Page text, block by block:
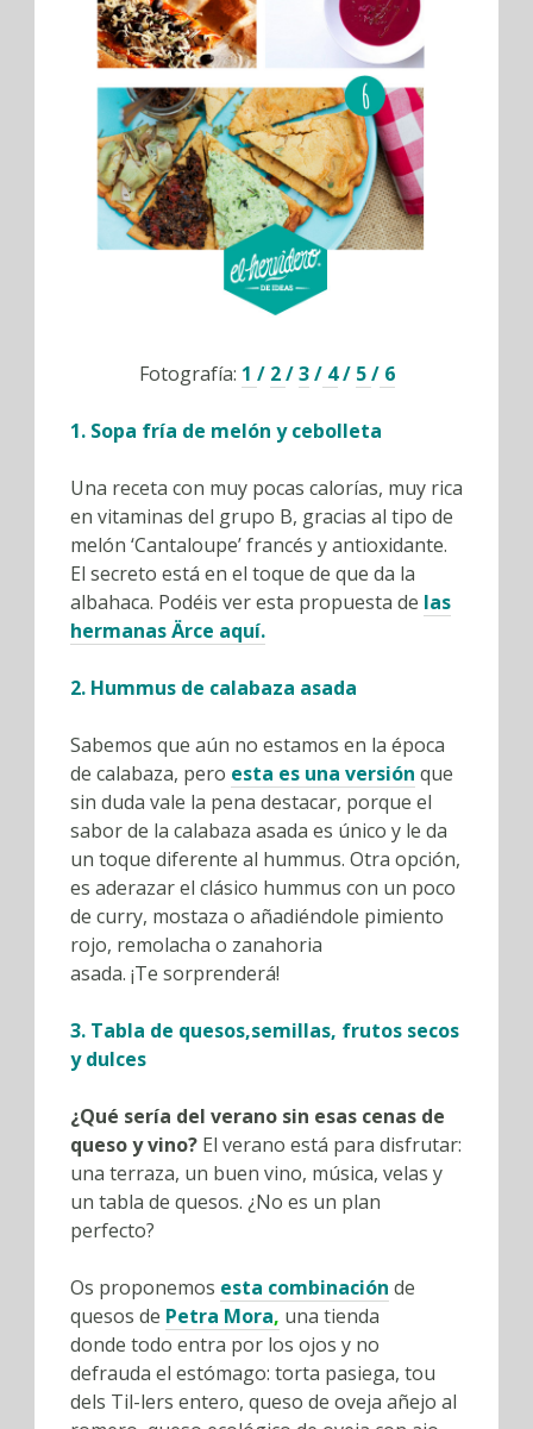
Fotografía: 1 / 2/3/4/ 5/6
1. Sopa fría de melón y cebolleta
Una receta con muy pocas calorías, muy rica
en vitaminas del grupo B, gracias al tipo de
melón ‘Cantaloupe’ francés y antioxidante.
El secreto está en el toque de que da la
albahaca. Podéis ver esta propuesta de las
hermanas Ärce aquí.
2. Hummus de calabaza asada
Sabemos que aún no estamos en la época
de calabaza, pero esta es una versión que
sin duda vale la pena destacar, porque el
sabor de la calabaza asada es único y le da
un toque diferente al hummus. Otra opción,
es aderazar el clásico hummus con un poco
de curry, mostaza o añadiéndole pimiento
rojo, remolacha o zanahoria
asada. ¡Te sorprenderá!
3. Tabla de quesos,semillas, frutos secos
y dulces
¿Qué sería del verano sin esas cenas de
queso y vino? El verano está para disfrutar:
una terraza, un buen vino, música, velas y
un tabla de quesos. ¿No es un plan
perfecto?
Os proponemos esta combinación de
quesos de Petra Mora, una tienda
donde todo entra por los ojos y no
defrauda el estómago: torta pasiega, tou
dels Til-lers entero, queso de oveja añejo al